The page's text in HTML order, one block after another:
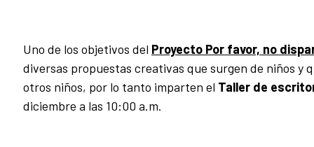
Uno de los objetivos del Proyecto Por favor, no
diversas propuestas creativas que surgen de niños y
otros niños, por lo tanto imparten el Taller de
diciembre a las 10:00 a.m.